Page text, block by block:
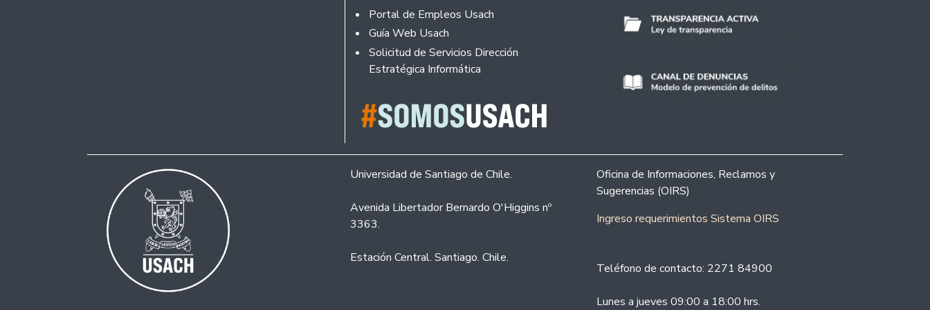
Portal de Empleos Usach
Guía Web Usach
Solicitud de Servicios Dirección
Estratégica Informática
Universidad de Santiago de Chile.
Avenida Libertador Bernardo O'Higgins nº
3363.
Estación Central. Santiago. Chile.
Oficina de Informaciones, Reclamos y
Sugerencias (OIRS)
Ingreso requerimientos Sistema OIRS
Teléfono de contacto: 2271 84900
Lunes a jueves 09:00 a 18:00 hrs.